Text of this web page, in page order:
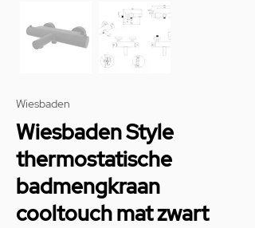
Wiesbaden
Wiesbaden Style
thermostatische
badmengkraan
cooltouch mat zwart